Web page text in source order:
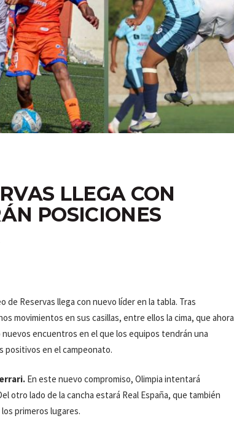
LLEGA CON
POSICIONES
de Reservas llega con nuevo líder en la tabla. Tras
movimientos en sus casillas, entre ellos la cima, que ahora
encuentros en el que los equipos tendrán una
positivos en el campeonato.
En este nuevo compromiso, Olimpia intentará
otro lado de la cancha estará Real España, que también
primeros lugares.